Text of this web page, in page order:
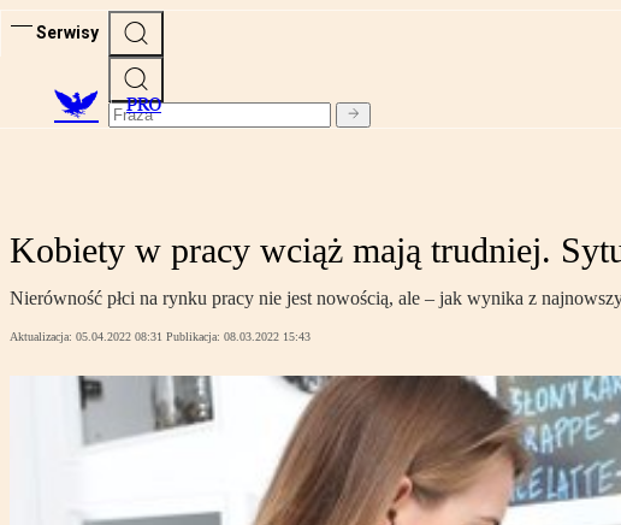
Serwisy
PRO
Kobiety w pracy wciąż mają trudniej.
Nierówność płci na rynku pracy nie jest nowością, ale – jak wynika z
Aktualizacja: 05.04.2022 08:31 Publikacja: 08.03.2022 15:43